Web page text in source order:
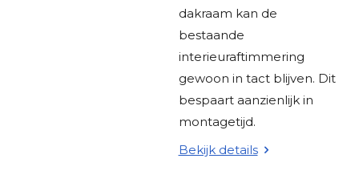
dakraam kan de
bestaande
interieuraftimmering
gewoon in tact blijven. Dit
bespaart aanzienlijk in
montagetijd.
Bekijk details